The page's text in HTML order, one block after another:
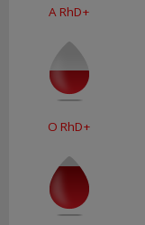
A RhD+
O RhD+